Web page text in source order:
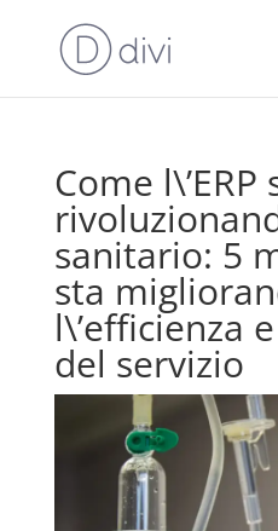
Come l\’ERP
sanitario: 5
sta
l\’efficienza
del servizio